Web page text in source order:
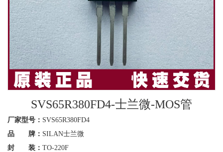
SVS65R380FD4-士兰微-MOS管
厂家型号： SVS65R380FD4
品 牌： SILAN士兰微
封 装： TO-220F